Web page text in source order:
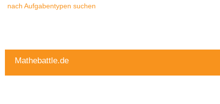
nach Aufgabentypen suchen
Mathebattle.de